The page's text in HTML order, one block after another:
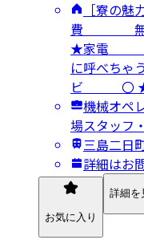
［寮の
費 無料
★家電 有
に呼べちゃ
ビ 〇
機械オペ
場スタッフ
三島二日
詳細はお
お気に入り
詳細を